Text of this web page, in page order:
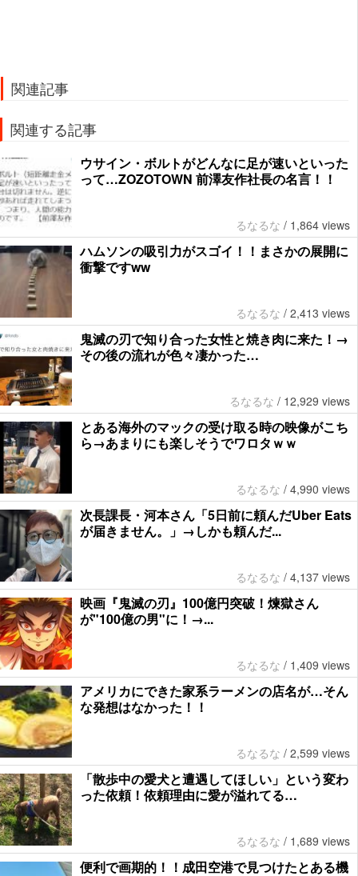
関連記事
関連する記事
ウサイン・ボルトがどんなに足が速いといった
って…ZOZOTOWN 前澤友作社長の名言！！
るなるな / 1,864 views
ハムソンの吸引力がスゴイ！！まさかの展開に
衝撃ですww
るなるな / 2,413 views
鬼滅の刃で知り合った女性と焼き肉に来た！→
その後の流れが色々凄かった…
るなるな / 12,929 views
とある海外のマックの受け取る時の映像がこち
ら→あまりにも楽しそうでワロタｗｗ
るなるな / 4,990 views
次長課長・河本さん「5日前に頼んだUber Eats
が届きません。」→しかも頼んだ...
るなるな / 4,137 views
映画『鬼滅の刃』100億円突破！煉獄さん
が"100億の男"に！→...
るなるな / 1,409 views
アメリカにできた家系ラーメンの店名が…そん
な発想はなかった！！
るなるな / 2,599 views
「散歩中の愛犬と遭遇してほしい」という変わ
った依頼！依頼理由に愛が溢れてる…
るなるな / 1,689 views
便利で画期的！！成田空港で見つけたとある機